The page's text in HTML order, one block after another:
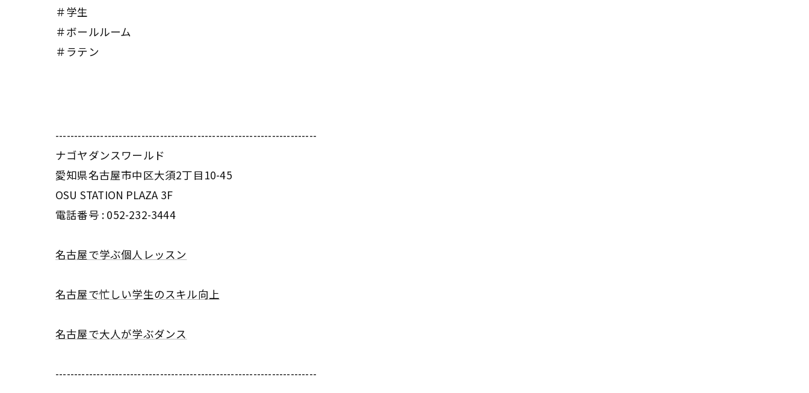
＃学生
＃ボールルーム
＃ラテン
----------------------------------------------------------------------
ナゴヤダンスワールド
愛知県名古屋市中区大須2丁目10-45
OSU STATION PLAZA 3F
電話番号 : 052-232-3444
名古屋で学ぶ個人レッスン
名古屋で忙しい学生のスキル向上
名古屋で大人が学ぶダンス
----------------------------------------------------------------------